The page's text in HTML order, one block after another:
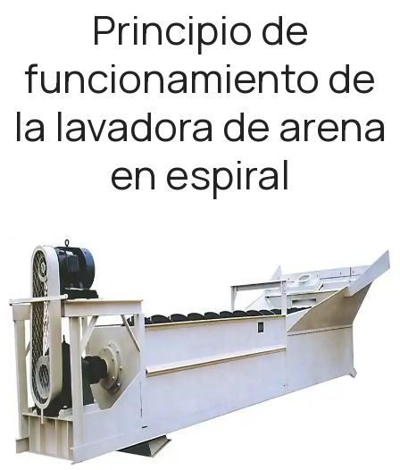
Principio de
funcionamiento de
la lavadora de arena
en espiral